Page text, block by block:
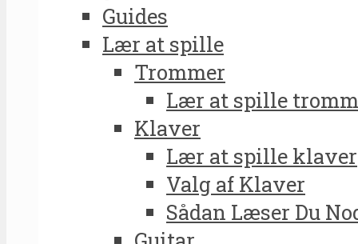
Guides
Lær at spille
Trommer
Lær at spille
Klaver
Lær at spille klaver
Valg af Klaver
Sådan Læser Du